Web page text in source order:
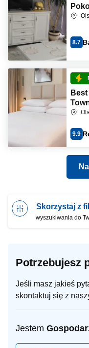
8.7
9.9
Skorzystaj z
wyszukiwania do
Potrzebujesz
Jeśli masz jakieś
skontaktuj się z
Jestem